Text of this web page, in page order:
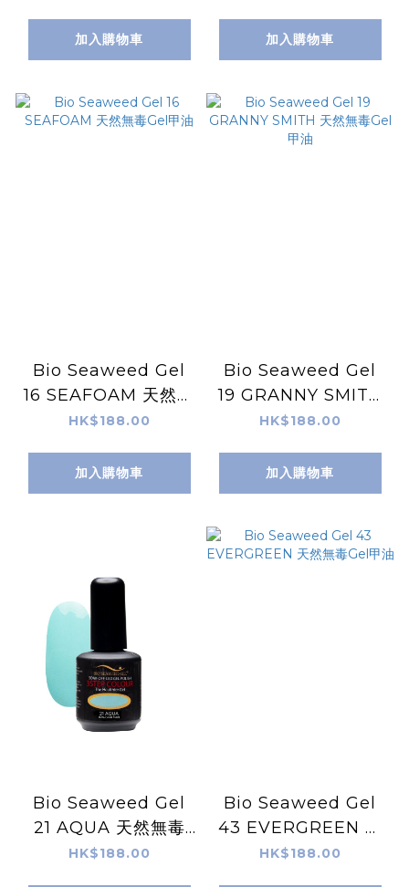
加入購物車 加入購物車
Bio Seaweed Gel
16 SEAFOAM 天然無
毒Gel甲油
HK$188.00
加入購物車
Bio Seaweed Gel
19 GRANNY SMITH
天然無毒Gel甲油
HK$188.00
加入購物車
Bio Seaweed Gel
21 AQUA 天然無毒
Gel甲油
HK$188.00
Bio Seaweed Gel
43 EVERGREEN 天
然無毒Gel甲油
HK$188.00